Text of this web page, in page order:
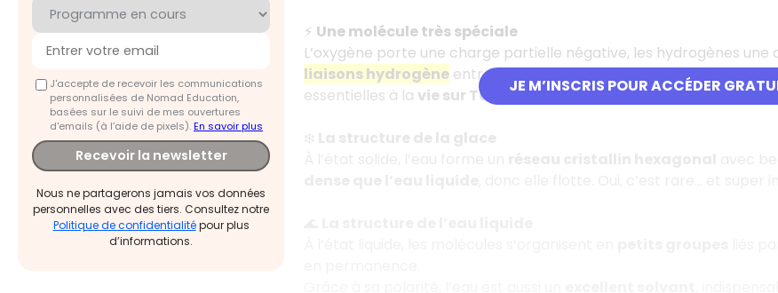
J'accepte de recevoir les communications
personnalisées de Nomad Education,
basées sur le suivi de mes ouvertures
d'emails (à l’aide de pixels).En savoir plus
Recevoir la newsletter
Nous ne partagerons jamais vos données
personnelles avec des tiers. Consultez notre
Politique de confidentialitépour plus
d’informations.
JE M’INSCRIS POUR ACCÉDER
⚡ Une molécule très spéciale
L’oxygène porte une charge partielle négative, les hydrogènes
liaisons hydrogèneentre les molécules, responsables de la forte
essentielles à la vie sur Terre .
La structure de la glace